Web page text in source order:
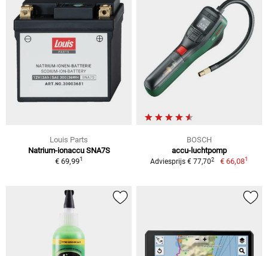
Louis Parts
Natrium-ionaccu SNA7S
€ 69,991
BOSCH
accu-luchtpomp
Adviesprijs € 77,702 € 66,081